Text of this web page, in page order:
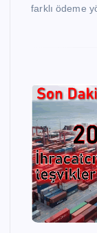
farklı ödeme